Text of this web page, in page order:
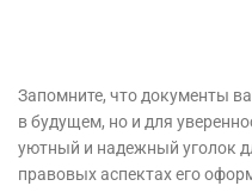
Запомните, что документы
в будущем, но и для
уютный и надежный уголок
правовых аспектах его